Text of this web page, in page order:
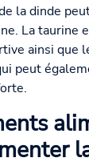
la dinde
La taurine
ainsi que
peut